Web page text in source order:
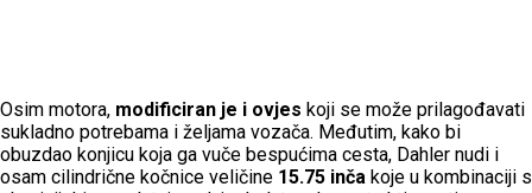
Osim motora, modificiran je i ovjes koji se može prilagođavati
sukladno potrebama i željama vozača. Međutim, kako bi
obuzdao konjicu koja ga vuče bespućima cesta, Dahler nudi i
osam cilindrične kočnice veličine 15.75 inča koje u kombinaciji s